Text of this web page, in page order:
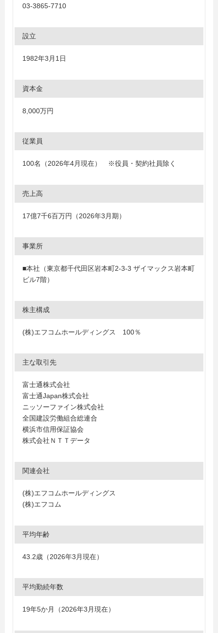
03-3865-7710
設立
1982年3月1日
資本金
8,000万円
従業員
100名（2026年4月現在） ※役員・契約社員除く
売上高
17億7千6百万円（2026年3月期）
事業所
■本社（東京都千代田区岩本町2-3-3 ザイマックス岩本町
ビル7階）
株主構成
(株)エフコムホールディングス 100％
主な取引先
富士通株式会社
富士通Japan株式会社
ニッソーファイン株式会社
全国建設労働組合総連合
横浜市信用保証協会
株式会社ＮＴＴデータ
関連会社
(株)エフコムホールディングス
(株)エフコム
平均年齢
43.2歳（2026年3月現在）
平均勤続年数
19年5か月（2026年3月現在）